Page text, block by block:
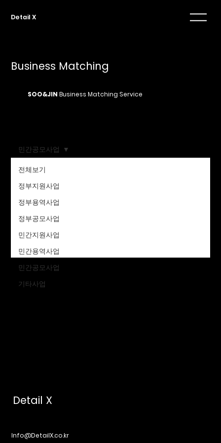
Detail X
Business Matching
SOO&JIN Business Matching Service
전체보기
정부지원사업
정부용역사업
정부공모사업
민간지원사업
민간용역사업
민간공모사업
기타사업
민간공모사업
게시되어 있는 게시물이 없습니
다른 블로그 카테고리로 이동하거나 다음에 다시
Detail X
Info@DetailX.co.kr